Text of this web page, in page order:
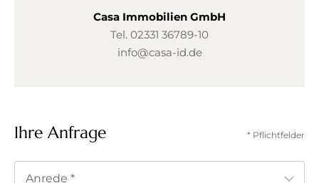
Ihre Anfrage * Pflichtfelder
Casa Immobilien GmbH
Tel. 02331 36789-10
info@casa-id.de